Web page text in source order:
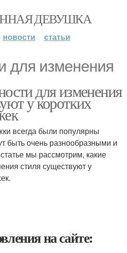
ДЕВУШКА
новости статьи
для изменения
для изменения
у коротких
всегда были популярны
быть очень разнообразными и
мы рассмотрим, какие
стиля существуют у
на сайте: